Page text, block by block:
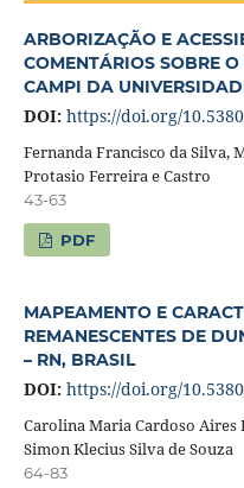
ARBORIZAÇÃO E
COMENTÁRIOS SOBRE
CAMPI DA
DOI: https://doi.org/
Fernanda Francisco da Silva,
Protasio Ferreira e Castro
43-63
PDF
MAPEAMENTO E
REMANESCENTES DE
– RN, BRASIL
DOI: https://doi.org/
Carolina Maria Cardoso Aires
Simon Klecius Silva de Souza
64-83